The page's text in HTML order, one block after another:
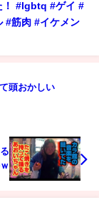
！ #lgbtq #ゲイ #
#筋肉 #イケメン
頭おかしい